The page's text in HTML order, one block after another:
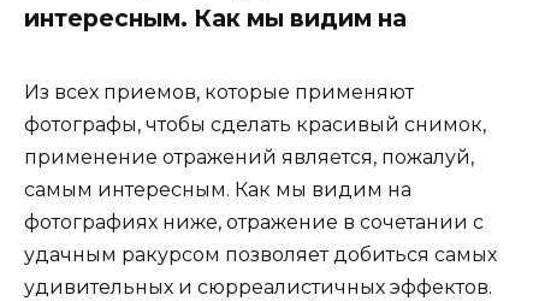
интересным. Как мы видим на
Из всех приемов, которые применяют
фотографы, чтобы сделать красивый снимок,
применение отражений является, пожалуй,
самым интересным. Как мы видим на
фотографиях ниже, отражение в сочетании с
удачным ракурсом позволяет добиться самых
удивительных и сюрреалистичных эффектов.